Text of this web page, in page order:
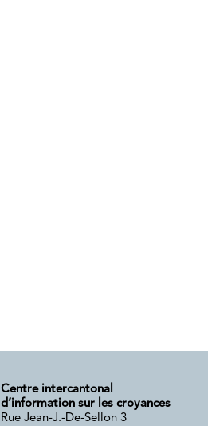
Centre intercantonal
d’information sur les croyances
Rue Jean-J.-De-Sellon 3